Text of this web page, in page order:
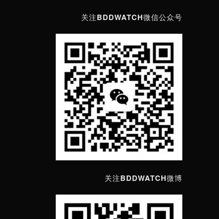
关注BDDWATCH微信公众号
关注BDDWATCH微博